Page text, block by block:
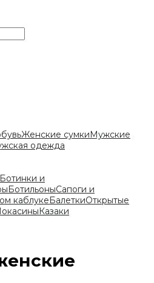
Женские сумкиМужские
одежда
Ботинки и
БотильоныСапоги и
каблукеБалеткиОткрытые
Казаки